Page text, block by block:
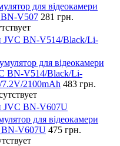
для відеокамери
V507 281 грн.
JVC BN-V514/Black/Li-
для відеокамери
BN-V514/Black/Li-
7.2V/2100mAh 483 грн.
JVC BN-V607U
для відеокамери
V607U 475 грн.